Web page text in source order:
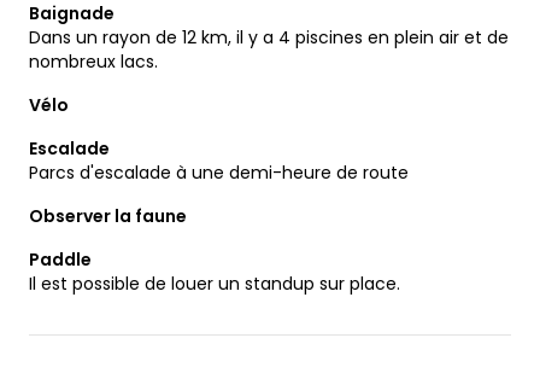
Baignade
Dans un rayon de 12 km, il y a 4 piscines en plein air et de
nombreux lacs.
Vélo
Escalade
Parcs d'escalade à une demi-heure de route
Observer la faune
Paddle
Il est possible de louer un standup sur place.